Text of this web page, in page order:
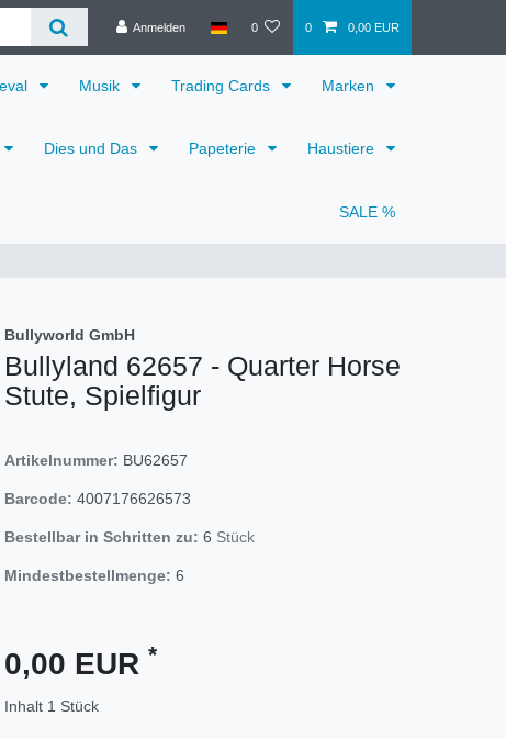
Anmelden 0 0 0,00 EUR
Musik Trading Cards Marken
Dies und Das Papeterie Haustiere
SALE %
Bullyworld GmbH
Bullyland 62657 - Quarter Horse
Stute, Spielfigur
Artikelnummer: BU62657
Barcode: 4007176626573
Bestellbar in Schritten zu: 6 Stück
Mindestbestellmenge: 6
0,00 EUR *
Inhalt 1 Stück